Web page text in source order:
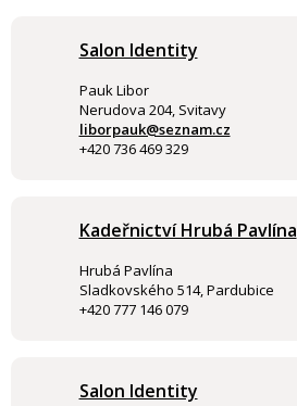
Salon Identity
Pauk Libor
Nerudova 204, Svitavy
liborpauk@seznam.cz
+420 736 469 329
Kadeřnictví Hrubá Pavlína
Hrubá Pavlína
Sladkovského 514, Pardubice
+420 777 146 079
Salon Identity